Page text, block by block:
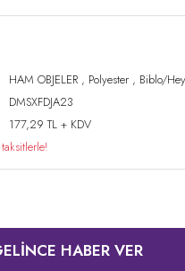
HAM OBJELER , Polyester , Biblo/
DMSXFDJA23
177,29 TL + KDV
HABER VER